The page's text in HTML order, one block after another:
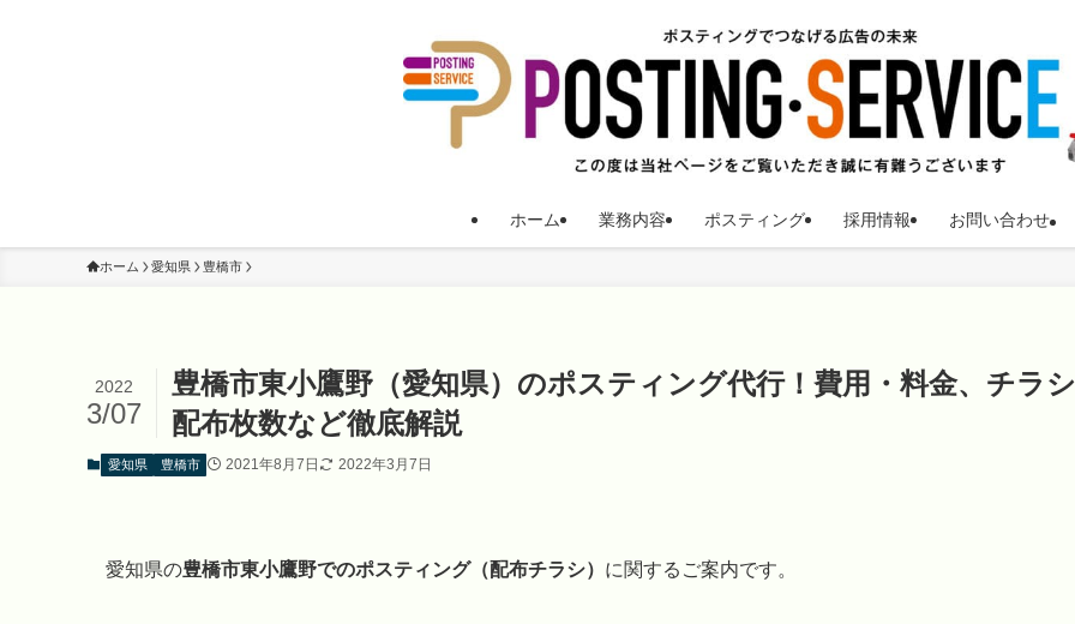
ホーム 業務内容 ポスティング 採用情報 お問い合わせ
ホーム 愛知県 豊橋市
豊橋市東小鷹野（愛知県）のポスティング代行！費用・料金、チラシ
配布枚数など徹底解説
2022
3/07
愛知県 豊橋市 2021年8月7日 2022年3月7日
愛知県の豊橋市東小鷹野でのポスティング（配布チラシ） に関するご案内です。